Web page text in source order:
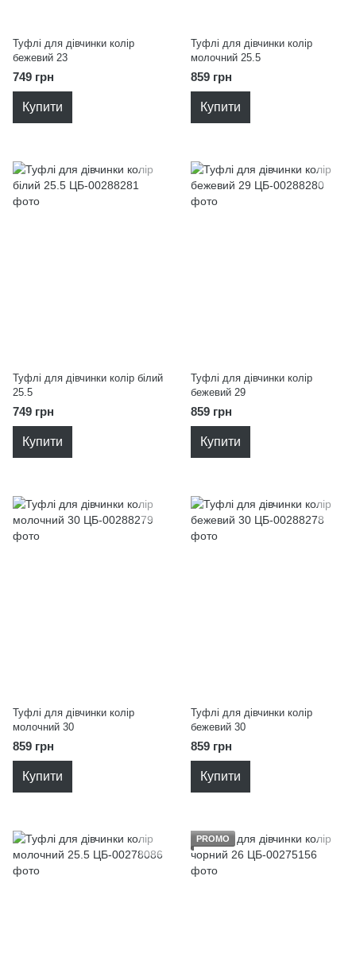
Туфлі для дівчинки колір
бежевий 23
749 грн
Купити
Туфлі для дівчинки колір
молочний 25.5
859 грн
Купити
Туфлі для дівчинки колір білий
25.5
749 грн
Купити
Туфлі для дівчинки колір
бежевий 29
859 грн
Купити
Туфлі для дівчинки колір
молочний 30
859 грн
Купити
Туфлі для дівчинки колір
бежевий 30
859 грн
Купити
PROMO